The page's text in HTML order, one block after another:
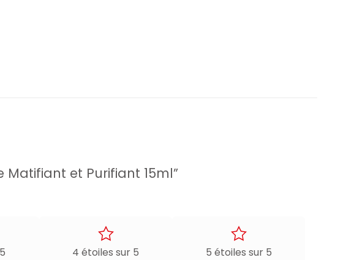
et Purifiant 15ml”
4 étoiles sur 5 5 étoiles sur 5